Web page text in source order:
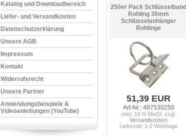
Katalog und Downloadbereich
Liefer- und Versandkosten
Datenschutzerklärung
Unsere AGB
Impressum
Kontakt
Widerrufsrecht
Unsere Partner
Anwendungsbeispiele &
Videoanleitungen (YouTube)
250er Pack Schlüsselband
Rohling 30mm
Schlüsselanhänger
Rohlinge
51,39 EUR
Art-Nr.: 497530250
(inkl. 19 % MwSt. zzgl.
Versandkosten)
Lieferzeit: 1-2 Werktage